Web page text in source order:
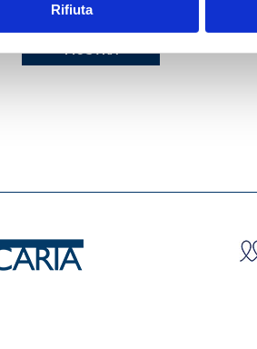
Rifiuta
13 E 14 GIUGNO 2005
MOSTRA